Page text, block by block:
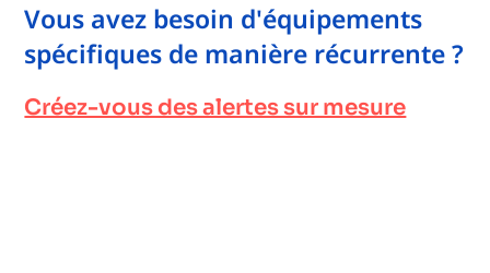
Vous avez besoin d'équipements
spécifiques de manière récurrente ?
Créez-vous des alertes sur mesure